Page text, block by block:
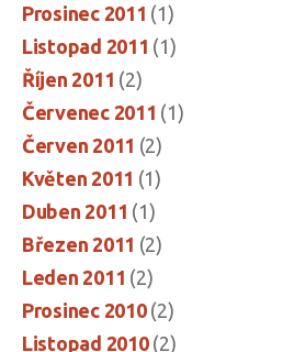
Prosinec 2011 (1)
Listopad 2011 (1)
Říjen 2011 (2)
Červenec 2011 (1)
Červen 2011 (2)
Květen 2011 (1)
Duben 2011 (1)
Březen 2011 (2)
Leden 2011 (2)
Prosinec 2010(2)
Listopad 2010(2)